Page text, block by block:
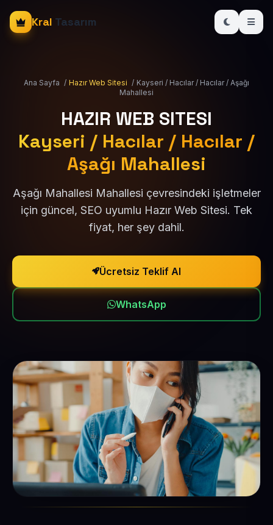
Kral Tasarım
Ana Sayfa / Hazır Web Sitesi / Kayseri / Hacılar / Hacılar / Aşağı
Mahallesi
HAZIR WEB SITESI
Kayseri / Hacılar / Hacılar /
Aşağı Mahallesi
Aşağı Mahallesi Mahallesi çevresindeki işletmeler
için güncel, SEO uyumlu Hazır Web Sitesi. Tek
fiyat, her şey dahil.
Ücretsiz Teklif Al
WhatsApp